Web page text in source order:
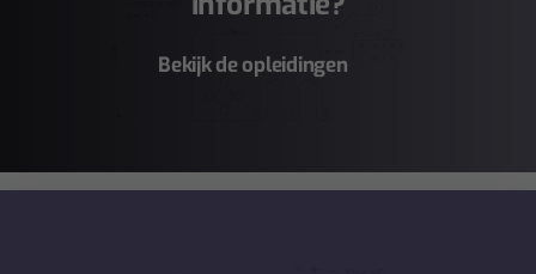
Bekijk de opleidingen